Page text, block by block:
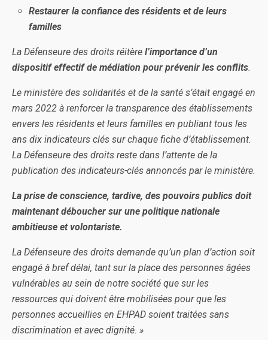
Restaurer la confiance des résidents et de leurs
familles
La Défenseure des droits réitère l’importance d’un
dispositif effectif de médiation pour prévenir les conflits.
Le ministère des solidarités et de la santé s’était engagé en
mars 2022 à renforcer la transparence des établissements
envers les résidents et leurs familles en publiant tous les
ans dix indicateurs clés sur chaque fiche d’établissement.
La Défenseure des droits reste dans l’attente de la
publication des indicateurs-clés annoncés par le ministère.
La prise de conscience, tardive, des pouvoirs publics doit
maintenant déboucher sur une politique nationale
ambitieuse et volontariste.
La Défenseure des droits demande qu’un plan d’action soit
engagé à bref délai, tant sur la place des personnes âgées
vulnérables au sein de notre société que sur les
ressources qui doivent être mobilisées pour que les
personnes accueillies en EHPAD soient traitées sans
discrimination et avec dignité. »